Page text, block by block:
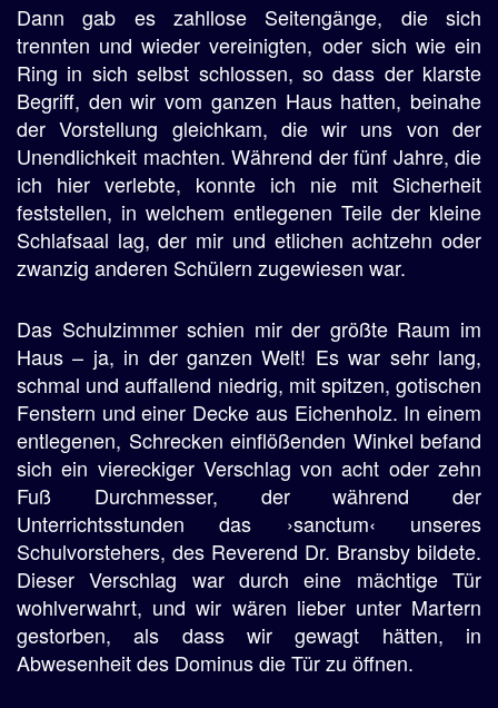
Dann gab es zahllose Seitengänge, die sich
trennten und wieder vereinigten, oder sich wie ein
Ring in sich selbst schlossen, so dass der klarste
Begriff, den wir vom ganzen Haus hatten, beinahe
der Vorstellung gleichkam, die wir uns von der
Unendlichkeit machten. Während der fünf Jahre, die
ich hier verlebte, konnte ich nie mit Sicherheit
feststellen, in welchem entlegenen Teile der kleine
Schlafsaal lag, der mir und etlichen achtzehn oder
zwanzig anderen Schülern zugewiesen war.
Das Schulzimmer schien mir der größte Raum im
Haus – ja, in der ganzen Welt! Es war sehr lang,
schmal und auffallend niedrig, mit spitzen, gotischen
Fenstern und einer Decke aus Eichenholz. In einem
entlegenen, Schrecken einflößenden Winkel befand
sich ein viereckiger Verschlag von acht oder zehn
Fuß Durchmesser, der während der
Unterrichtsstunden das ›sanctum‹ unseres
Schulvorstehers, des Reverend Dr. Bransby bildete.
Dieser Verschlag war durch eine mächtige Tür
wohlverwahrt, und wir wären lieber unter Martern
gestorben, als dass wir gewagt hätten, in
Abwesenheit des Dominus die Tür zu öffnen.